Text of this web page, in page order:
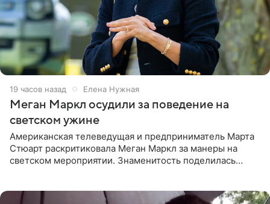
19 часов назад Елена Нужная
Меган Маркл осудили за поведение на
светском ужине
Американская телеведущая и предприниматель Марта
Стюарт раскритиковала Меган Маркл за манеры на
светском мероприятии. Знаменитость поделилась